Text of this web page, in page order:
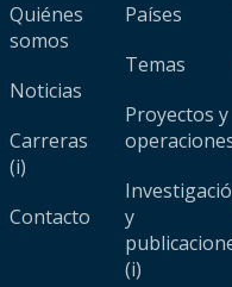
Quiénes
somos
Noticias
Carreras
(i)
Contacto
Países
Temas
Proyectos y
y
(i)